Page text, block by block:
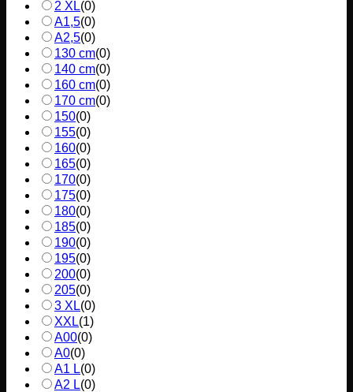
2 XL(0)
A1,5(0)
A2,5(0)
130 cm(0)
140 cm(0)
160 cm(0)
170 cm(0)
150(0)
155(0)
160(0)
165(0)
170(0)
175(0)
180(0)
185(0)
190(0)
195(0)
200(0)
205(0)
3 XL(0)
XXL(1)
A00(0)
A0(0)
A1 L(0)
A2 L(0)